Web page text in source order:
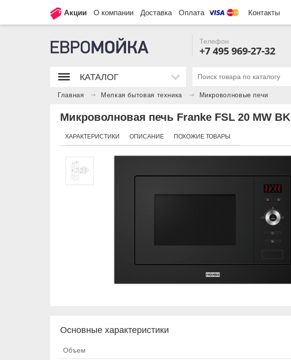
Акции О компании Доставка Оплата Контакты
Телефон
+7 495 969-27-32
КАТАЛОГ
Главная Мелкая бытовая техника Микроволновые печи
Микроволновая печь Franke FSL 20 MW BK
ХАРАКТЕРИСТИКИ ОПИСАНИЕ ПОХОЖИЕ ТОВАРЫ
Основные характеристики
Объем